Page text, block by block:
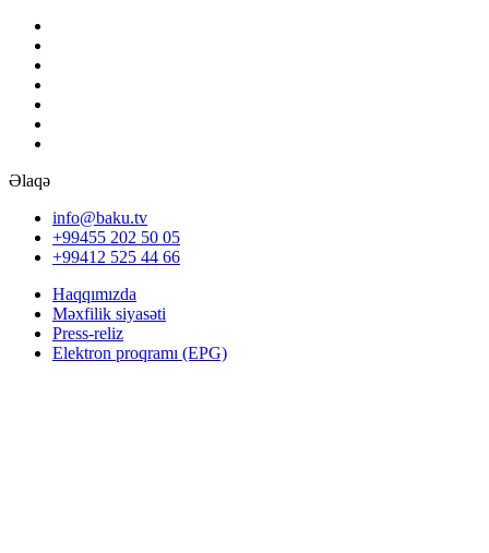
Əlaqə
info@baku.tv
+99455 202 50 05
+99412 525 44 66
Haqqımızda
Məxfilik siyasəti
Press-reliz
Elektron proqramı (EPG)